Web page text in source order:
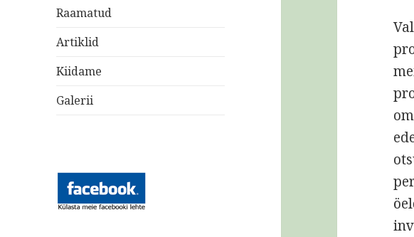
Raamatud
Artiklid
Kiidame
Galerii